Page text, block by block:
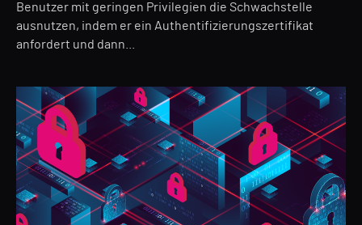
Benutzer mit geringen Privilegien die Schwachstelle
ausnutzen, indem er ein Authentifizierungszertifikat
anfordert und dann...